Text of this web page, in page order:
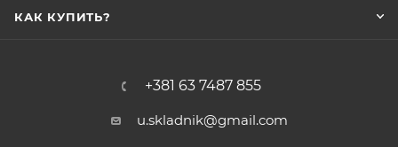
КАК КУПИТЬ?
+381 63 7487 855
u.skladnik@gmail.com